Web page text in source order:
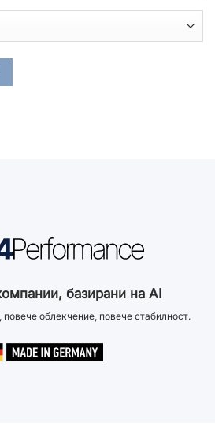
базирани на AI
облекчение, повече стабилност.